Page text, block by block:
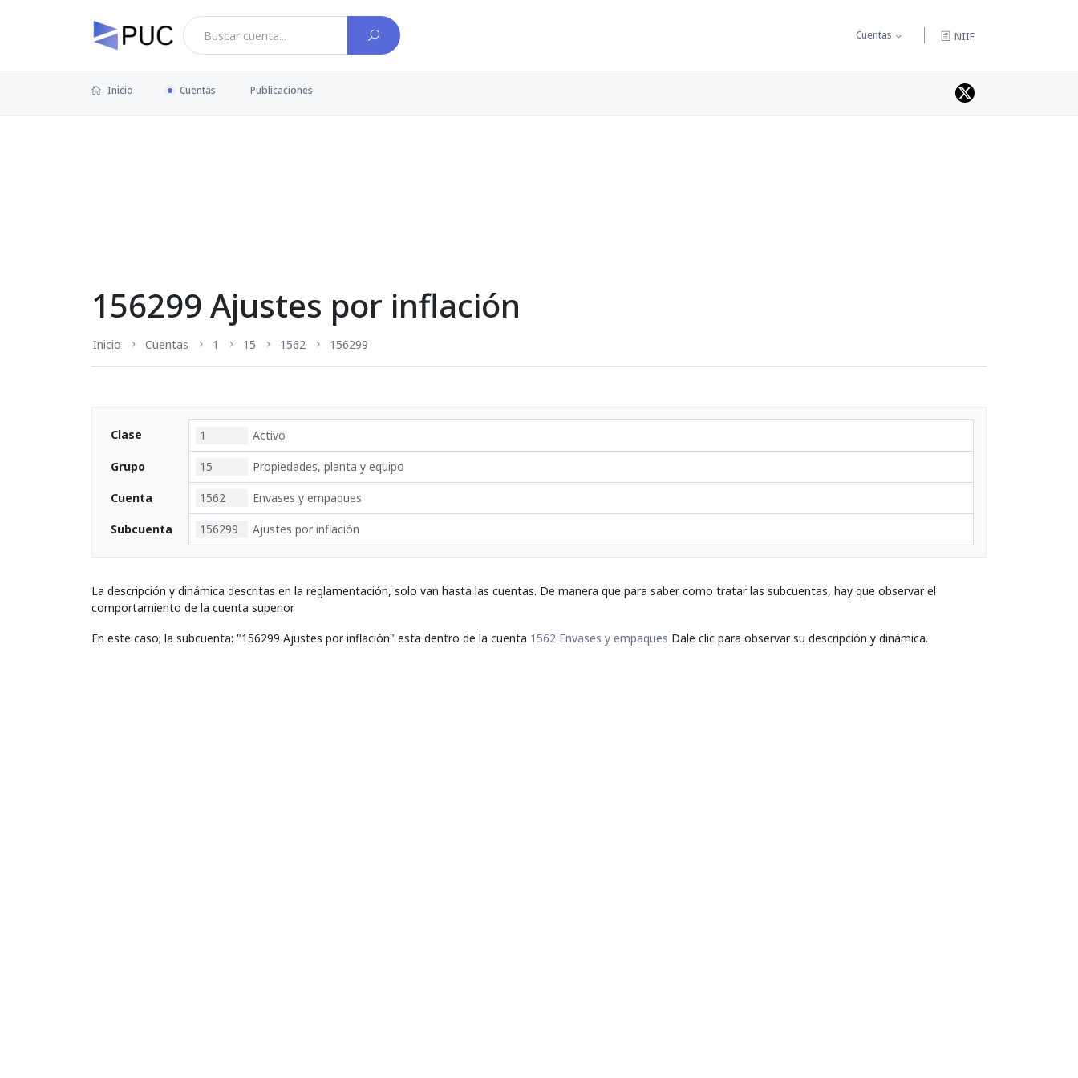
Cuentas NIIF
Inicio Cuentas Publicaciones
156299 Ajustes por inflación
Inicio Cuentas 1 15 1562 156299
Clase 1 Activo
Grupo 15 Propiedades, planta y equipo
Cuenta 1562 Envases y empaques
Subcuenta 156299 Ajustes por inflación
La descripción y dinámica descritas en la reglamentación, solo van hasta las cuentas. De manera que para saber como tratar las subcuentas, hay que observar el
comportamiento de la cuenta superior.
En este caso; la subcuenta: "156299 Ajustes por inflación" esta dentro de la cuenta 1562 Envases y empaques Dale clic para observar su descripción y dinámica.